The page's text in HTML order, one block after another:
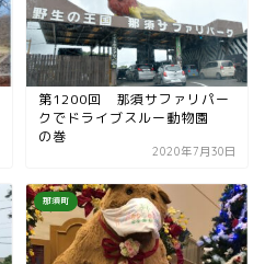
第1200回 那須サファリパー
クでドライブスルー動物園
の巻
2020年7月30日
那須町